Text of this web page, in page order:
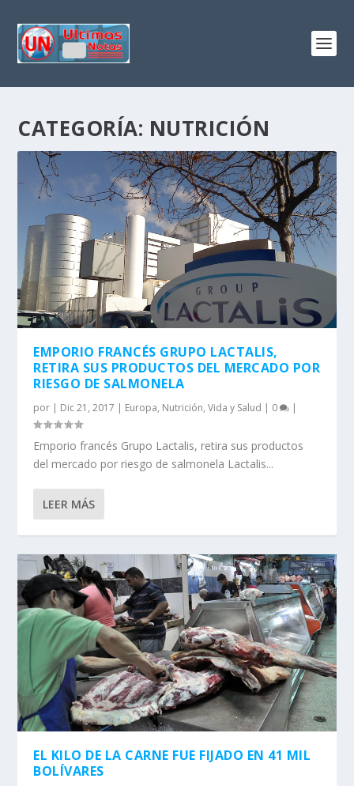
CATEGORÍA: NUTRICIÓN
EMPORIO FRANCÉS GRUPO LACTALIS,
RETIRA SUS PRODUCTOS DEL MERCADO POR
RIESGO DE SALMONELA
por | Dic 21, 2017 | Europa, Nutrición,Vida y Salud | 0 |
Emporio francés Grupo Lactalis, retira sus productos
del mercado por riesgo de salmonela Lactalis...
LEER MÁS
EL KILO DE LA CARNE FUE FIJADO EN 41 MIL
BOLÍVARES